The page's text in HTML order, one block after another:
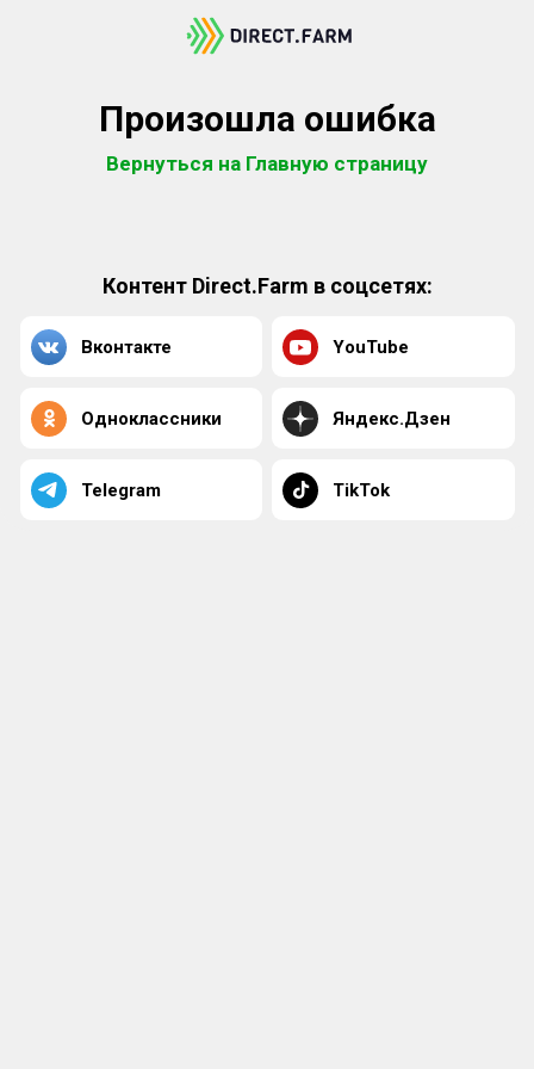
Произошла ошибка
Вернуться на Главную страницу
Контент Direct.Farm в соцсетях:
Вконтакте YouTube
Одноклассники Яндекс.Дзен
Telegram TikTok